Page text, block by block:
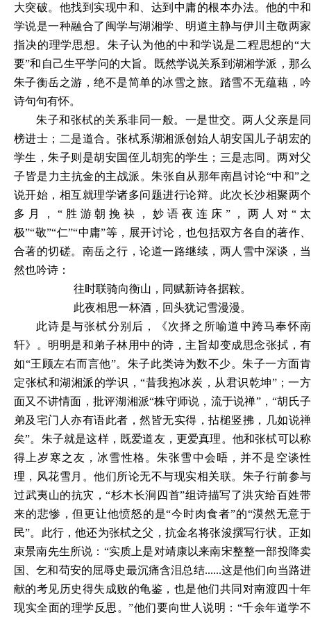
大突破。他找到实现中和、达到中庸的根本办法。他的中和
学说是一种融合了闽学与湖湘学、明道主静与伊川主敬两家
指决的理学思想。朱子认为他的中和学说是二程思想的“大
要”和自己生平学问的大旨。既然学说关系到湖湘学派，那么
朱子衡岳之游，绝不是简单的冰雪之旅。踏雪不无蕴藉，吟
诗句句有怀。
朱子和张栻的关系非同一般。一是世交。两人父亲是同
榜进士；二是道合。张栻系湖湘派创始人胡安国儿子胡宏的
学生，朱子则是胡安国侄儿胡宪的学生；三是志同。两对父
子皆是力主抗金的主战派。朱张自从那年南昌讨论“中和”之
说开始，相互就理学诸多问题进行论辩。此次长沙相聚两个
多月，“胜游朝挽袂，妙语夜连床”，两人对“太
极”“敬”“仁”“中庸”等，展开讨论，也包括双方各自的著作、
合著的切磋。南岳之行，论道一路继续，两人雪中深谈，当
然也吟诗：
往时联骑向衡山，同赋新诗各据鞍。
此夜相思一杯酒，回头犹记雪漫漫。
此诗是与张栻分别后，《次择之所喻道中跨马奉怀南
轩》。明明是和弟子林用中的诗，主旨却变成思念张拭，有
如“王顾左右而言他”。朱子此类诗为数不少。朱子一方面肯
定张栻和湖湘派的学识，“昔我抱冰炭，从君识乾坤”；一方
面又不讲情面，批评湖湘派“株守师说，流于说禅”，“胡氏子
弟及宅门人亦有语此者，然皆无实得，拈槌竖拂，几如说禅
矣”。朱子就是这样，既爱道友，更爱真理。他和张栻可以称
得上岁寒之友，冰雪性格。朱张雪中会晤，并不是空谈性
理，风花雪月。他们所论无不与现实相关联。朱子行前参与
过武夷山的抗灾，“杉木长涧四首”组诗描写了洪灾给百姓带
来的悲惨，但更让他愤怒的是“今时肉食者”的“漠然无意于
民”。此行，他还为张栻之父，抗金名将张浚撰写行状。正如
束景南先生所说：“实质上是对靖康以来南宋整整一部投降卖
国、乞和苟安的屈辱史最沉痛含泪总结......这是他们向当路进
献的考见历史得失成败的龟鉴，也是他们共同对南渡四十年
现实全面的理学反思。”他们要向世人说明：“千余年道学不